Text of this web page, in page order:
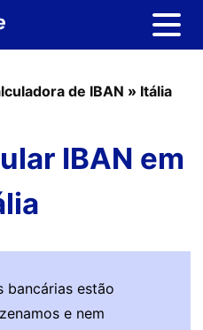
de IBAN » Itália
IBAN em
bancárias estão
e nem